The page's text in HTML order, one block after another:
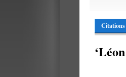
Citations